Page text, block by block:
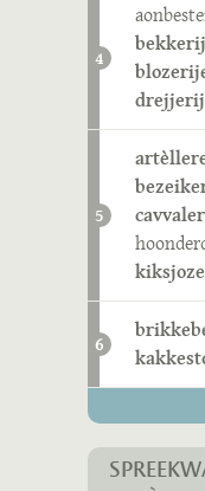
4
5
6